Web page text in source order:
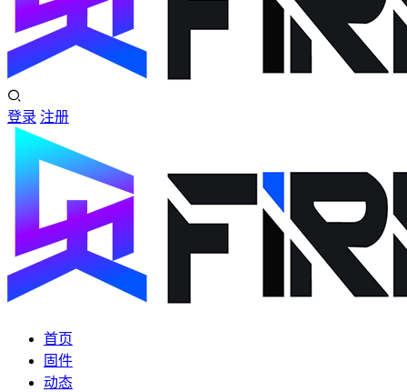
登录 注册
首页
固件
动态